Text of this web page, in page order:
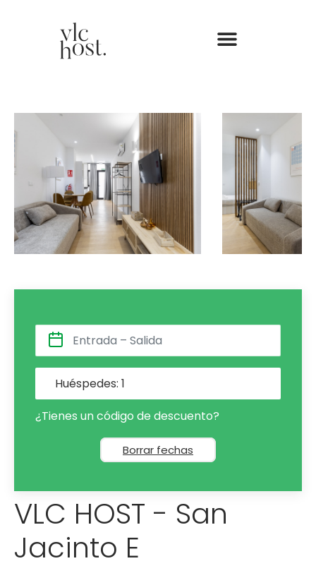
VLC HOST - San
Jacinto E
Huéspedes: 1
¿Tienes un código de descuento?
Borrar fechas